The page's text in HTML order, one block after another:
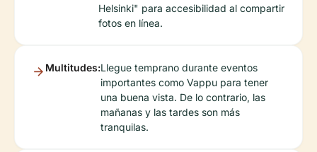
Helsinki" para accesibilidad al compartir
fotos en línea.
Multitudes:Llegue temprano durante eventos
importantes como Vappu para tener
una buena vista. De lo contrario, las
mañanas y las tardes son más
tranquilas.